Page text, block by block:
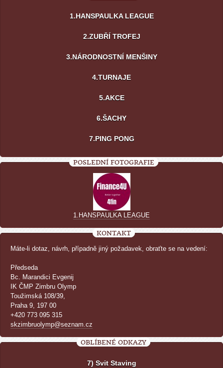
1.HANSPAULKA LEAGUE
2.ZUBŘÍ TROFEJ
3.NÁRODNOSTNÍ MENŠINY
4.TURNAJE
5.AKCE
6.ŠACHY
7.PING PONG
POSLEDNÍ FOTOGRAFIE
1.HANSPAULKA LEAGUE
KONTAKT
Máte-li dotaz, návrh, případně jiný požadavek, obraťte se na vedení:
Předseda
Bc. Marandici Evgenij
IK ČMP Zimbru Olymp
Toužimská 108/39,
Praha 9, 197 00
+420 773 095 315
skzimbruolymp@seznam.cz
OBLÍBENÉ ODKAZY
7) Svit Staving